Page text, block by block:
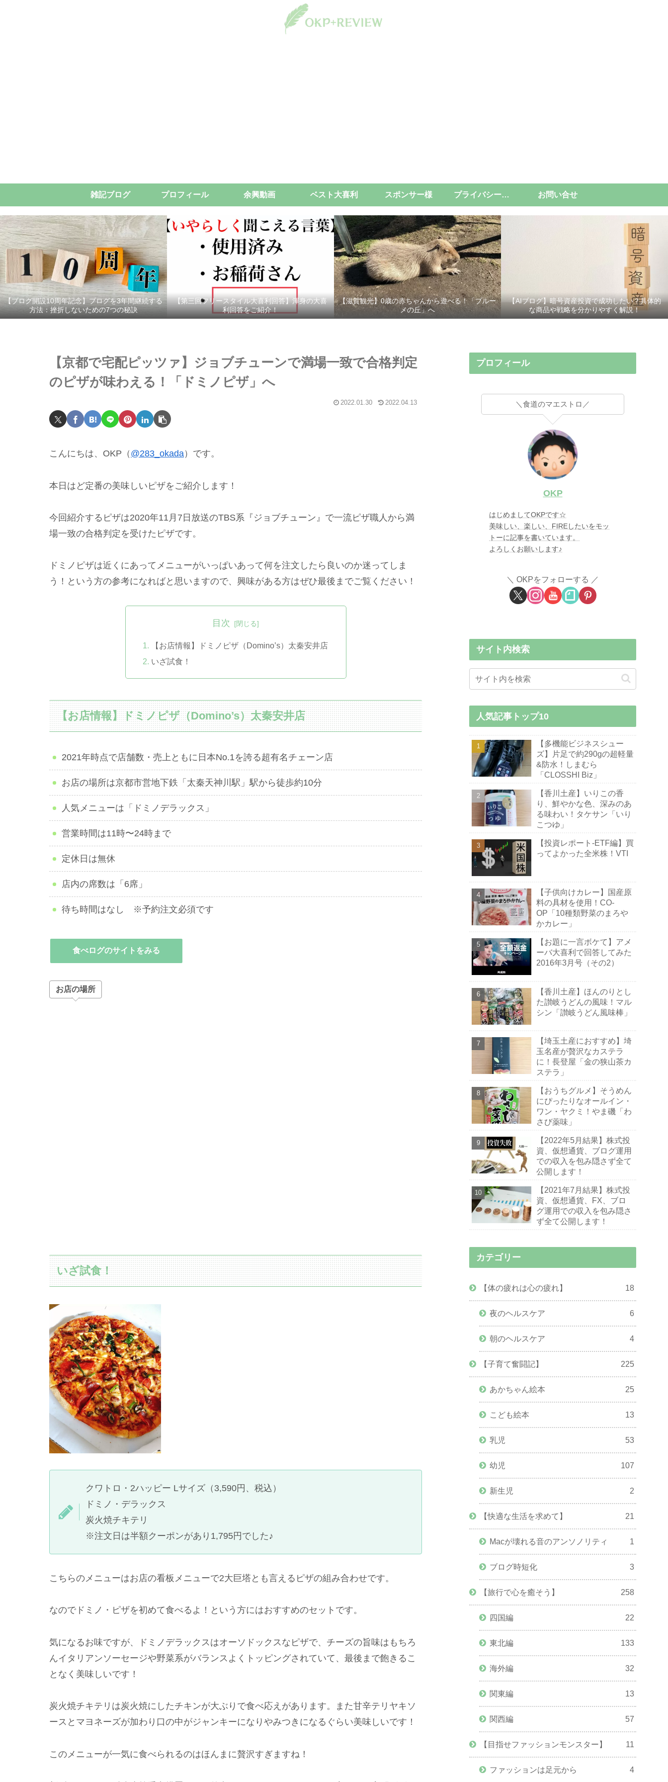
雑記ブログ プロフィール 余興動画 ベスト大喜利 スポンサー様 プライバシーポリシー お問い合せ
【ブログ開設10周年記念】ブログを3年間継続する
方法：挫折しないための7つの秘訣
【第三回フリースタイル大喜利回答】渾身の大喜
利回答をご紹介！
【滋賀観光】0歳の赤ちゃんから遊べる！「ブルー
メの丘」へ
【AIブログ】暗号資産投資で成功したい？具体的
な商品や戦略を分かりやすく解説！
【京都で宅配ピッツァ】ジョブチューンで満場一致で合格判定
のピザが味わえる！「ドミノピザ」へ
2022.01.30 2022.04.13
こんにちは、OKP（ @283_okada）です。
本日はど定番の美味しいピザをご紹介します！
今回紹介するピザは2020年11月7日放送のTBS系『ジョブチューン』で一流ピザ職人から満
場一致の合格判定を受けたピザです。
ドミノピザは近くにあってメニューがいっぱいあって何を注文したら良いのか迷ってしま
う！という方の参考になればと思いますので、興味がある方はぜひ最後までご覧ください！
目次
【お店情報】ドミノピザ（Domino’s）太秦安井店
いざ試食！
【お店情報】ドミノピザ（Domino’s）太秦安井店
2021年時点で店舗数・売上ともに日本No.1を誇る超有名チェーン店
お店の場所は京都市営地下鉄「太秦天神川駅」駅から徒歩約10分
人気メニューは「ドミノデラックス」
営業時間は11時〜24時まで
定休日は無休
店内の席数は「6席」
待ち時間はなし ※予約注文必須です
食べログのサイトをみる
お店の場所
いざ試食！
クワトロ・2ハッピー Lサイズ（3,590円、税込）
ドミノ・デラックス
炭火焼チキテリ
※注文日は半額クーポンがあり1,795円でした♪
こちらのメニューはお店の看板メニューで2大巨塔とも言えるピザの組み合わせです。
なのでドミノ・ピザを初めて食べるよ！という方にはおすすめのセットです。
気になるお味ですが、ドミノデラックスはオーソドックスなピザで、チーズの旨味はもちろ
んイタリアンソーセージや野菜系がバランスよくトッピングされていて、最後まで飽きるこ
となく美味しいです！
炭火焼チキテリは炭火焼にしたチキンが大ぶりで食べ応えがあります。また甘辛テリヤキソ
ースとマヨネーズが加わり口の中がジャンキーになりやみつきになるぐらい美味しいです！
このメニューが一気に食べられるのはほんまに贅沢すぎますね！
プロフィール
＼食道のマエストロ／
OKP
はじめましてOKPです☆
美味しい、楽しい、FIREしたいをモッ
トーに記事を書いています。
よろしくお願いします♪
OKPをフォローする
サイト内検索
人気記事トップ10
【多機能ビジネスシュー
ズ】片足で約290gの超軽量
&防水！しまむら
「CLOSSHI Biz」
【香川土産】いりこの香
り、鮮やかな色、深みのあ
る味わい！タケサン「いり
こつゆ」
【投資レポート-ETF編】買
ってよかった全米株！VTI
【子供向けカレー】国産原
料の具材を使用！CO-
OP「10種類野菜のまろや
かカレー」
【お題に一言ボケて】アメ
ーバ大喜利で回答してみた
2016年3月号（その2）
【香川土産】ほんのりとし
た讃岐うどんの風味！マル
シン「讃岐うどん風味棒」
【埼玉土産におすすめ】埼
玉名産が贅沢なカステラ
に！長登屋「金の狭山茶カ
ステラ」
【おうちグルメ】そうめん
にぴったりなオールイン・
ワン・ヤクミ！やま磯「わ
さび薬味」
【2022年5月結果】株式投
資、仮想通貨、ブログ運用
での収入を包み隠さず全て
公開します！
【2021年7月結果】株式投
資、仮想通貨、FX、ブロ
グ運用での収入を包み隠さ
ず全て公開します！
カテゴリー
【体の疲れは心の疲れ】 18
夜のヘルスケア 6
朝のヘルスケア 4
【子育て奮闘記】 225
あかちゃん絵本 25
こども絵本 13
乳児 53
幼児 107
新生児 2
【快適な生活を求めて】 21
Macが壊れる音のアンソノリティ 1
ブログ時短化 3
【旅行で心を癒そう】 258
四国編 22
東北編 133
海外編 32
関東編 13
関西編 57
【目指せファッションモンスター】 11
ファッションは足元から 4